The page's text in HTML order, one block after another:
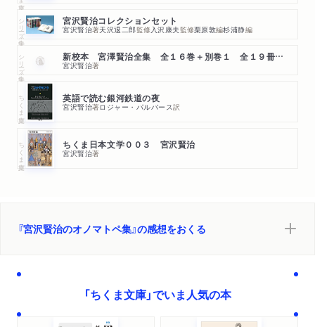
シリーズ・全集 宮沢賢治コレクションセット
宮沢賢治著天沢退二郎監修入沢康夫監修栗原敦編杉浦静編
シリーズ・全集 新校本 宮澤賢治全集 全１６巻＋別巻１ 全１９冊セット
宮沢賢治著
ちくま文庫 英語で読む銀河鉄道の夜
宮沢賢治著ロジャー・パルバース訳
ちくま文庫 ちくま日本文学００３ 宮沢賢治
宮沢賢治著
『宮沢賢治のオノマトペ集』の感想をおくる
「ちくま文庫」でいま人気の本